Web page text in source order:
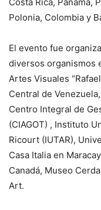
Polonia, Colombia y
El evento fue
diversos organismos
Artes Visuales
Central de
Centro Integral de
(CIAGOT) , Instituto
Ricourt (IUTAR),
Casa Italia en
Canadá, Museo
Art.